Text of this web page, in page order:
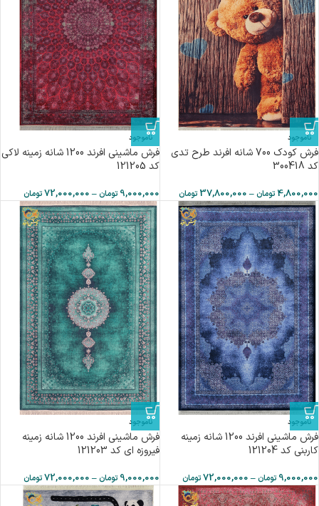
ناموجود
فرش کودک 700 شانه افرند طرح تدی
كد 300418
4,800,000 تومان–
37,800,000 تومان
ناموجود
فرش ماشینی افرند 1200 شانه زمینه لاکی
کد 121205
9,000,000 تومان –
72,000,000 تومان
ناموجود
فرش ماشینی افرند 1200 شانه زمینه
کاربنی کد 121204
9,000,000 تومان–
72,000,000تومان
ناموجود
فرش ماشینی افرند 1200 شانه زمینه
فیروزه ای کد 121203
9,000,000 تومان –
72,000,000 تومان